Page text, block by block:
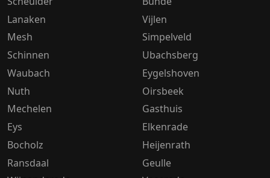
Lanaken
Mesh
Schinnen
Waubach
Nuth
Mechelen
Eys
Bocholz
Ransdaal
Vijlen
Simpelveld
Ubachsberg
Eygelshoven
Oirsbeek
Gasthuis
Elkenrade
Heijenrath
Geulle